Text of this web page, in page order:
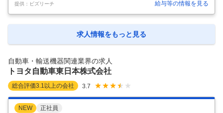
ご満足いただける「LEXUS」ブランドの高品質なクルマづくりを追求し
続けています。 現在、自動車業界は「CASE」と呼ばれる100年に一度
の大変革期にあり、電動化や高度な運転支援システム、コネクティッド
機能の進化により、 クルマの「神経」であるワイヤーハーネスと、「頭
立…
提供：ビズリーチ 給与等の情報を見る
求人情報をもっと見る
自動車・輸送機器関連業界の求人
トヨタ自動車東日本株式会社
総合評価3.1 以上の会社 3.7
NEW 正社員